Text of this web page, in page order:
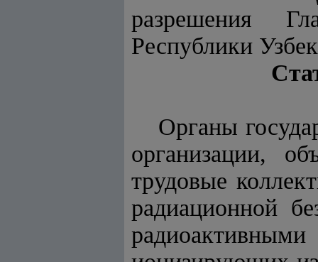
разрешения
Республики
Органы
организации,
трудовые
радиационной